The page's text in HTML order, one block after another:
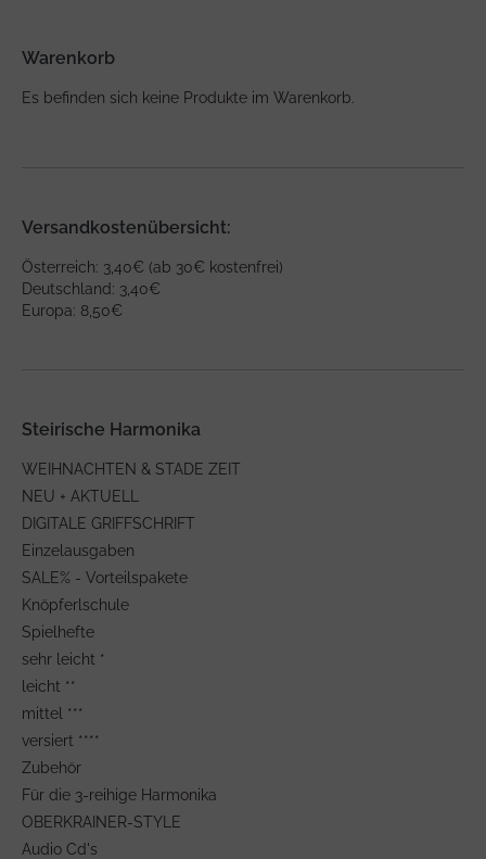
Warenkorb
Es befinden sich keine Produkte im Warenkorb.
Versandkostenübersicht:
Österreich: 3,40€ (ab 30€ kostenfrei)
Deutschland: 3,40€
Europa: 8,50€
Steirische Harmonika
WEIHNACHTEN & STADE ZEIT
NEU + AKTUELL
DIGITALE GRIFFSCHRIFT
Einzelausgaben
SALE% - Vorteilspakete
Knöpferlschule
Spielhefte
sehr leicht *
leicht **
mittel ***
versiert ****
Zubehör
Für die 3-reihige Harmonika
OBERKRAINER-STYLE
Audio Cd's